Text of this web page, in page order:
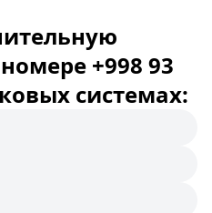
+998 93
системах: